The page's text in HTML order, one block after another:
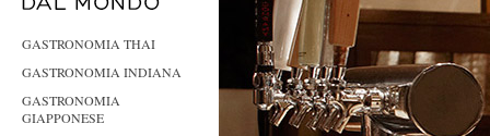
GASTRONOMIA THAI
GASTRONOMIA INDIANA
GASTRONOMIA
GIAPPONESE